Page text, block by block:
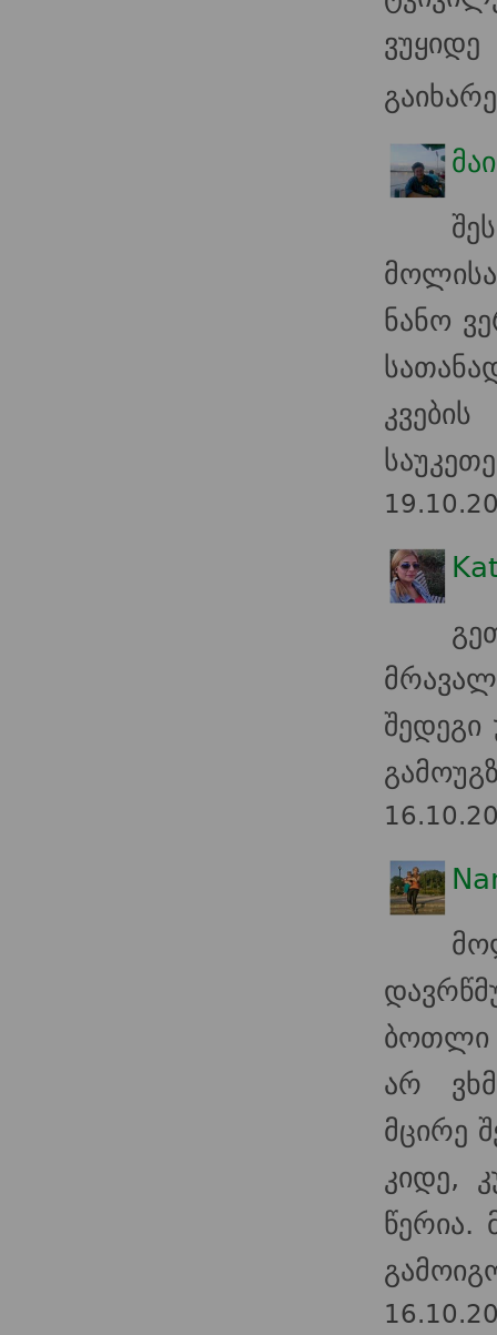
ნანო
ბოთლი
არ
მცირე
კიდე,
წერია.